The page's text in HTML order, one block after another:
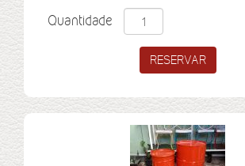
Quantidade